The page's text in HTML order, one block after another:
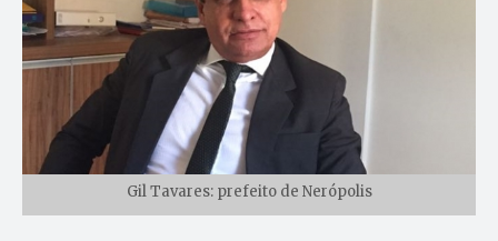
Gil Tavares: prefeito de Nerópolis